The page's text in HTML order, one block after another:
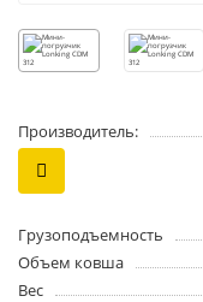
Производитель:
Грузоподъемность
Объем ковша
Вес